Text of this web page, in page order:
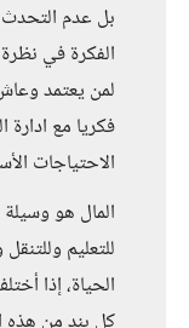
بل عدم التحدث
الفكرة في
لمن يعتمد
فكريا مع
الاحتياجات
المال هو
للتعليم
الحياة، إذا